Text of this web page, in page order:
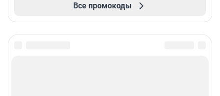
Все промокоды